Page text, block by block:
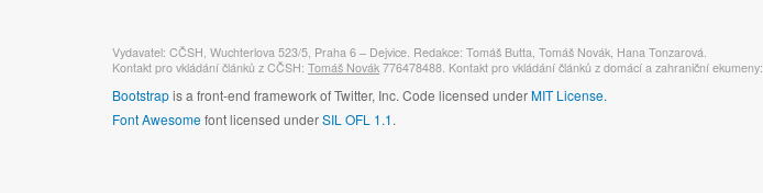
Vydavatel: CČSH, Wuchterlova 523/5, Praha 6 – Dejvice. Redakce: Tomáš Butta, Tomáš Novák, Hana Tonzarová.
Kontakt pro vkládání článků z CČSH: Tomáš Novák 776478488. Kontakt pro vkládání článků z domácí a zahraniční ekumeny:
Bootstrapis a front-end framework of Twitter, Inc. Code licensed underMIT License.
Font Awesomefont licensed underSIL OFL 1.1.